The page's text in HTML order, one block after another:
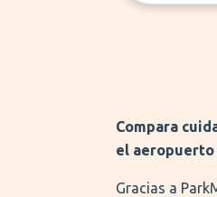
Compara
el aeropuerto
Gracias a